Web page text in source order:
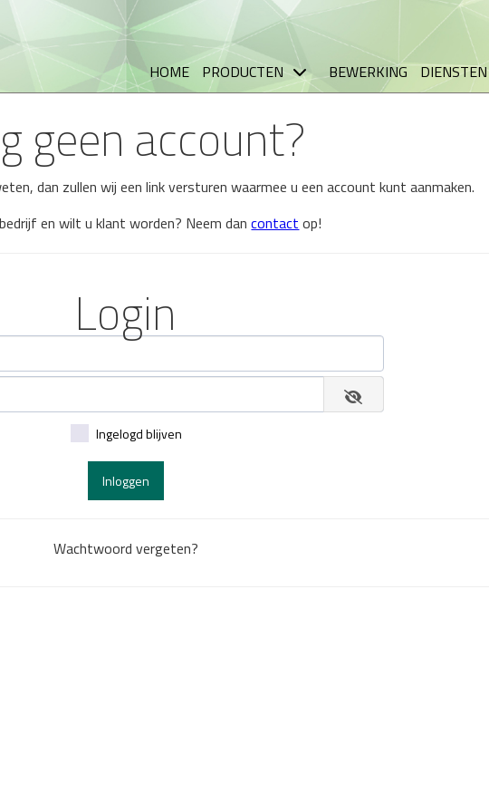
HOME PRODUCTEN BEWERKING DIENSTEN
geen account?
dan zullen wij een link versturen waarmee u een account kunt aanmaken.
en wilt u klant worden? Neem dancontact op!
Login
Ingelogd blijven
Inloggen
Wachtwoord vergeten?